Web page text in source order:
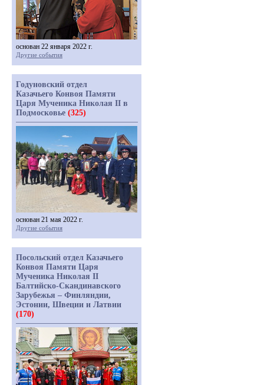
основан 22 января 2022 г.
Другие события
Годуновский отдел
Казачьего Конвоя Памяти
Царя Мученика Николая II в
Подмосковье (325)
основан 21 мая 2022 г.
Другие события
Посольский отдел Казачьего
Конвоя Памяти Царя
Мученика Николая II
Балтийско-Скандинавского
Зарубежья – Финляндии,
Эстонии, Швеции и Латвии
(170)